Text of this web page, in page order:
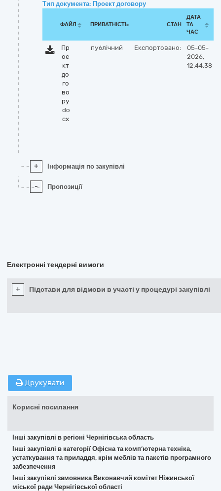
Тип документа: Проект договору
ФАЙЛ ПРИВАТНІСТЬ СТАН
ДАТА
ТА
ЧАС
Пр
оє
кт
до
го
во
ру
.do
cx
публічний Експортовано:
05-05-
2026,
12:44:38
+ Інформація по закупівлі
- Пропозиції
Електронні тендерні вимоги
+ Підстави для відмови в участі у процедурі закупівлі
Друкувати
Корисні посилання
Інші закупівлі в регіоні Чернігівська область
Інші закупівлі в категорії Офісна та комп’ютерна техніка,
устаткування та приладдя, крім меблів та пакетів програмного
забезпечення
Інші закупівлі замовника Виконавчий комітет Ніжинської
міської ради Чернігівської області